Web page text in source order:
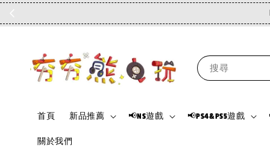
搜尋
首頁 新品推薦 📢NS遊戲 📢PS4&PS5遊戲
關於我們